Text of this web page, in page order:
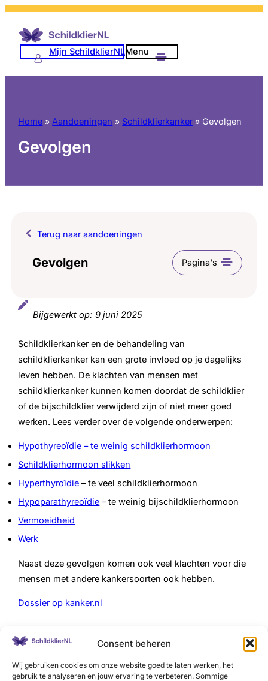
Consent beheren
Wij gebruiken cookies om onze website goed te laten werken, het
gebruik te analyseren en jouw ervaring te verbeteren. Sommige
Mijn SchildklierNLMenu
Home »Aandoeningen » Schildklierkanker » Gevolgen
Gevolgen
Bijgewerkt op: 9 juni 2025
Schildklierkanker en de behandeling van
schildklierkanker kan een grote invloed op je dagelijks
leven hebben. De klachten van mensen met
schildklierkanker kunnen komen doordat de schildklier
of de bijschildklierverwijderd zijn of niet meer goed
werken. Lees verder over de volgende onderwerpen:
Hypothyreoïdie – te weinig schildklierhormoon
Schildklierhormoon slikken
Hyperthyroïdie – te veel schildklierhormoon
Hypoparathyreoïdie – te weinig bijschildklierhormoon
Vermoeidheid
Werk
Naast deze gevolgen komen ook veel klachten voor die
mensen met andere kankersoorten ook hebben.
Dossier op kanker.nl
Er zijn verschillende zorgverleners die je extra kunnen
begeleiden bij klachten bij kanker. Zowel in als buiten
Terug naar aandoeningen
Gevolgen
Hypothyreoïdie
Hyperthyreoïdie
Hypoparathyreoïdie
Werk en schildklierkanker